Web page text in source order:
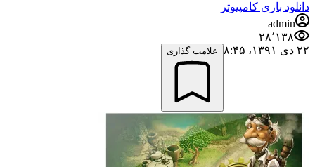
بازی کامپیوتر
علامت گذاری